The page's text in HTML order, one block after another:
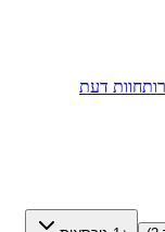
חוות דעת